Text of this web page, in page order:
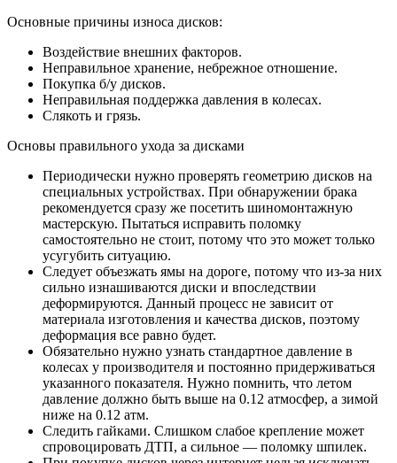
Основные причины износа дисков:
Воздействие внешних факторов.
Неправильное хранение, небрежное отношение.
Покупка б/у дисков.
Неправильная поддержка давления в колесах.
Слякоть и грязь.
Основы правильного ухода за дисками
Периодически нужно проверять геометрию дисков на
специальных устройствах. При обнаружении брака
рекомендуется сразу же посетить шиномонтажную
мастерскую. Пытаться исправить поломку
самостоятельно не стоит, потому что это может только
усугубить ситуацию.
Следует объезжать ямы на дороге, потому что из-за них
сильно изнашиваются диски и впоследствии
деформируются. Данный процесс не зависит от
материала изготовления и качества дисков, поэтому
деформация все равно будет.
Обязательно нужно узнать стандартное давление в
колесах у производителя и постоянно придерживаться
указанного показателя. Нужно помнить, что летом
давление должно быть выше на 0.12 атмосфер, а зимой
ниже на 0.12 атм.
Следить гайками. Слишком слабое крепление может
спровоцировать ДТП, а сильное — поломку шпилек.